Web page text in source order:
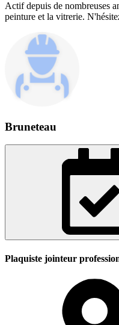
Actif depuis de nombreuses
peinture et la vitrerie.
Bruneteau
Plaquiste jointeur